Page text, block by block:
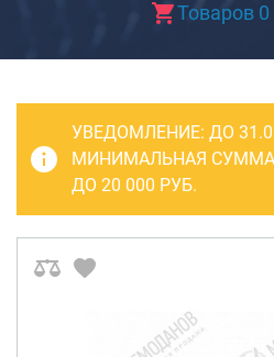
Товаров 0
Пилоты
Рюкзаки
Бьюти-
САКВОЯЖИ
Сумки
УВЕДОМЛЕНИЕ: ДО
МИНИМАЛЬНАЯ
ДО 20 000 РУБ.